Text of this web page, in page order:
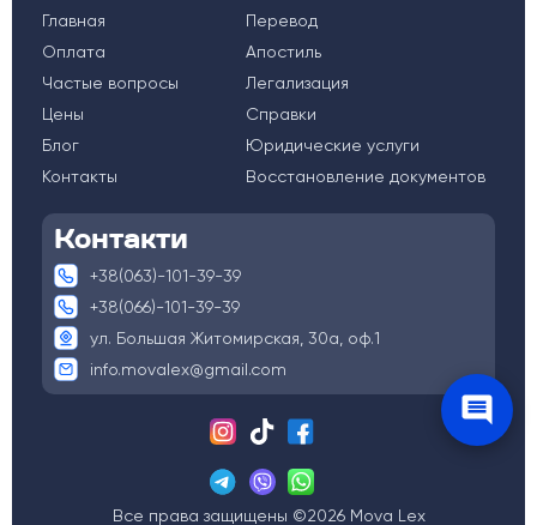
Главная
Оплата
Частые вопросы
Цены
Блог
Контакты
Перевод
Апостиль
Легализация
Справки
Юридические услуги
Восстановление документов
Контакти
+38(063)-101-39-39
+38(066)-101-39-39
ул. Большая Житомирская, 30а, оф.1
info.movalex@gmail.com
Все права защищены ©2026 Mova Lex